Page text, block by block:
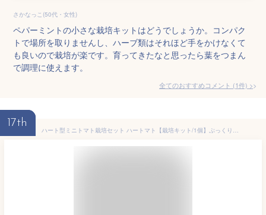
さかなっこ(50代・女性)
ペパーミントの小さな栽培キットはどうでしょうか。コンパク
トで場所を取りませんし、ハーブ類はそれほど手をかけなくて
も良いので栽培が楽です。育ってきたなと思ったら葉をつまん
で調理に使えます。
全てのおすすめコメント (1件) >
17th
ハート型ミニトマト栽培セット ハートマト【栽培キット/1個】ぷっくりとしたかわいらしいハート型の実がなります！日当たりの良い室内でも栽培可能！プレゼントにも！簡単野菜栽培セット！ハート型のポットや培養土、肥料も入っていますので、他にはいらないです！